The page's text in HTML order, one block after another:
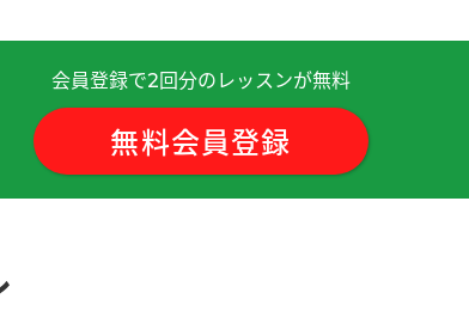
学方法很好。以后有空我想再预定老师的课。下次见！
？ 谢谢🙏这连休当中做集中复习。我想消化以前学
那么灵活了。现在爱好阶段的汉语，我想退休以后，
会員登録で2回分のレッスンが無料
無料会員登録